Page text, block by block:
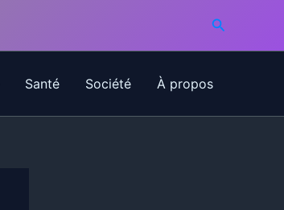
Santé Société À propos